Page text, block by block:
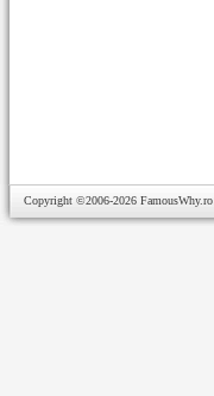
Copyright ©2006-2026 FamousWhy.ro